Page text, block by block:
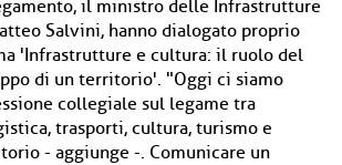
il ministro delle Infrastrutture
Salvini, hanno dialogato proprio
'Infrastrutture e cultura: il ruolo del
di un territorio'. "Oggi ci siamo
collegiale sul legame tra
trasporti, cultura, turismo e
- aggiunge -. Comunicare un